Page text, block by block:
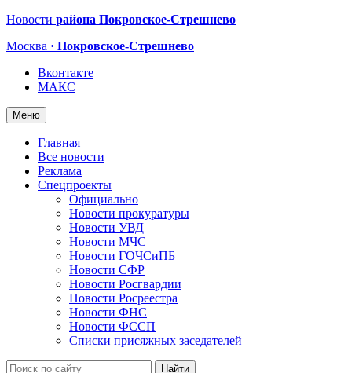
Новости района Покровское-Стрешнево
Москва · Покровское-Стрешнево
Вконтакте
МАКС
Меню
Главная
Все новости
Реклама
Спецпроекты
Официально
Новости прокуратуры
Новости УВД
Новости МЧС
Новости ГОЧСиПБ
Новости СФР
Новости Росгвардии
Новости Росреестра
Новости ФНС
Новости ФССП
Списки присяжных заседателей